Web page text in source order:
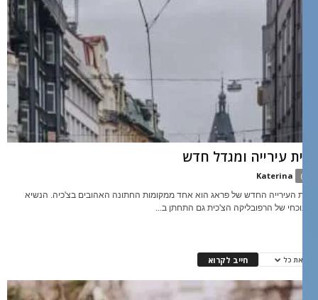
בית עירייה ומגדל חדש
Katerina
בית העירייה החדש של פראג הוא אחד ממקומות החתונה האהובים בצ'כיה. הנשיא
הנוכחי של הרפובליקה הצ'כית גם התחתן ב...
חייב לקרוא את כל